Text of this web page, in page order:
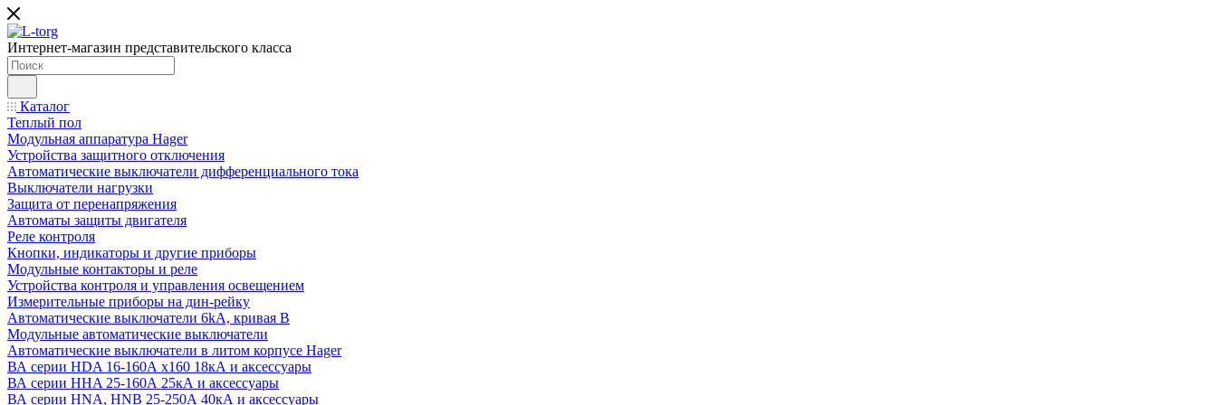
Интернет-магазин представительского класса
Каталог
Теплый пол
Модульная аппаратура Hager
Устройства защитного отключения
Автоматические выключатели дифференциального тока
Выключатели нагрузки
Защита от перенапряжения
Автоматы защиты двигателя
Реле контроля
Кнопки, индикаторы и другие приборы
Модульные контакторы и реле
Устройства контроля и управления освещением
Измерительные приборы на дин-рейку
Автоматические выключатели 6kA, кривая В
Модульные автоматические выключатели
Автоматические выключатели в литом корпусе Hager
ВА серии HDA 16-160А x160 18кА и аксессуары
ВА серии HHA 25-160А 25кА и аксессуары
ВА серии HNA, HNB 25-250А 40кА и аксессуары